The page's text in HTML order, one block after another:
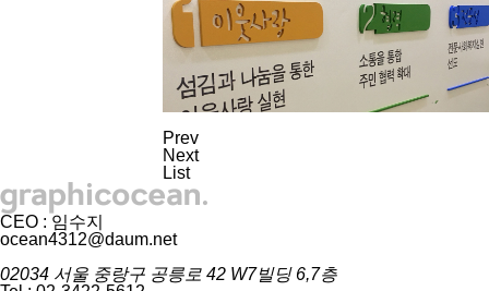
Prev
Next
List
CEO : 임수지
ocean4312@daum.net
02034 서울 중랑구 공릉로 42 W7빌딩 6,7층